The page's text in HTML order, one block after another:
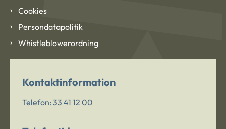
Cookies
Persondatapolitik
Whistleblowerordning
Kontaktinformation
Telefon: 33 41 12 00